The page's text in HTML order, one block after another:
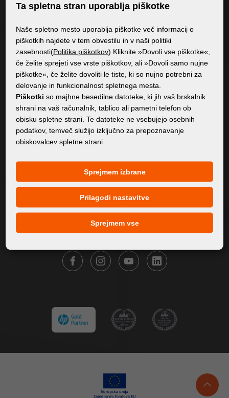
SPLOŠNE INFORMACIJE
Politika zasebnosti
Politika piškotkov
VSEBINA
O Nas
Izdelki
Servis
Novice
Naše blagovne znamke
Kontakt
SLEDITE FORTUNA DIGITAL GROUP
Ta spletna stran uporablja piškotke
Naše spletno mesto uporablja piškotke več informacij o
piškotkih najdete v tem obvestilu in v naši politiki
zasebnosti(Politika piškotkov).Kliknite »Dovoli vse piškotke«,
če želite sprejeti vse vrste piškotkov, ali »Dovoli samo nujne
piškotke«, če želite dovoliti le tiste, ki so nujno potrebni za
delovanje in funkcionalnost spletnega mesta.
Piškotki so majhne besedilne datoteke, ki jih vaš brskalnik
shrani na vaš računalnik, tablico ali pametni telefon ob
obisku spletne strani. Te datoteke ne vsebujejo osebnih
podatkov, temveč služijo izključno za prepoznavanje
obiskovalcev spletne strani.
Sprejmem izbrane
Prilagodi nastavitve
Sprejmem vse